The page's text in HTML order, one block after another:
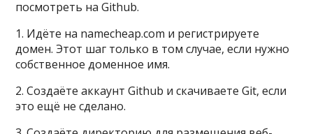
посмотреть на Github.
1. Идёте на namecheap.com и регистрируете
домен. Этот шаг только в том случае, если нужно
собственное доменное имя.
2. Создаёте аккаунт Github и скачиваете Git, если
это ещё не сделано.